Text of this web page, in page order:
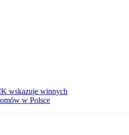
wskazuje winnych
w Polsce